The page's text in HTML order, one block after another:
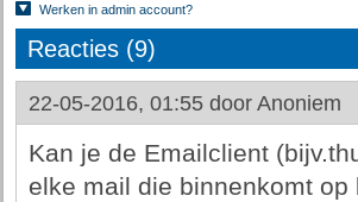
Werken in admin account?
Reacties (9)
22-05-2016, 01:55 door Anoniem
Kan je de Emailclient
elke mail die binnenkomt